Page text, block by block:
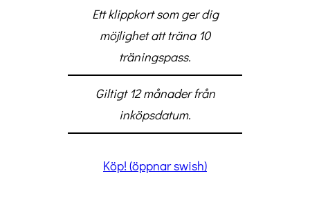
Ett klippkort som ger dig
möjlighet att träna 10
träningspass.
Giltigt 12 månader från
inköpsdatum.
Köp! (öppnar swish)